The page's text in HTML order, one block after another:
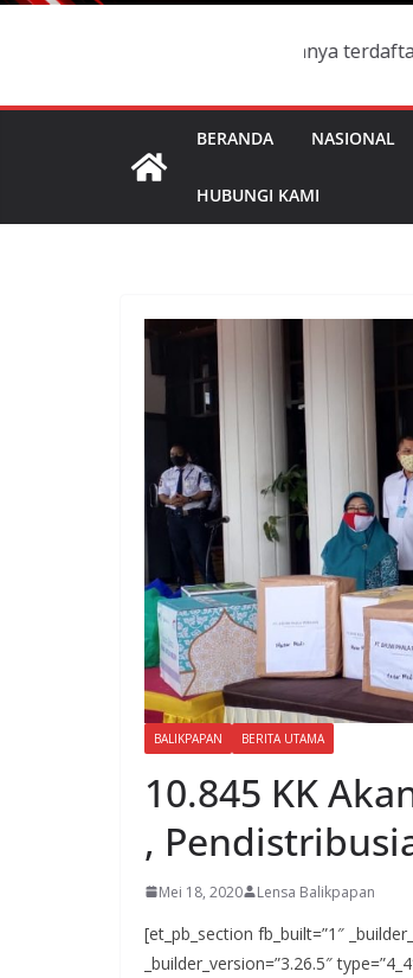
berlaku dan namanya terdaftar di Box
BERANDA NASIONAL
HUBUNGI KAMI
BALIKPAPAN BERITA UTAMA
10.845 KK
,
Mei 18, 2020 Lensa Balikpapan
[et_pb_section fb_built=”1″
_builder_version=”3.26.5″